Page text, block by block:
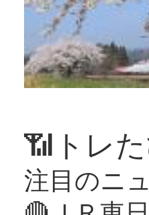
📶トレ
注目のニ